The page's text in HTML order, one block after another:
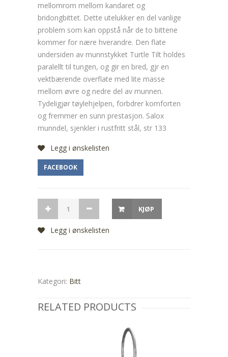
mellomrom mellom kandaret og
bridongbittet. Dette utelukker en del vanlige
problem som kan oppstå når de to bittene
kommer for nære hverandre. Den flate
undersiden av munnstykket Turtle Tilt holdes
paralellt til tungen, og gir en bred, gjr en
vektbærende overflate med lite masse
mellom øvre og nedre del av munnen.
Tydeligjør tøylehjelpen, forbdrer komforten
og fremmer en sunn prestasjon. Salox
munndel, sjenkler i rustfritt stål, str 133
Legg i ønskelisten
FACEBOOK
KJØP
Legg i ønskelisten
Kategori: Bitt
RELATED PRODUCTS